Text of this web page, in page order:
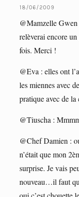
18/06/2009
@Mamzelle Gwen
relèverai encore
fois. Merci !
@Eva : elles ont
les miennes avec
pratique avec de
@Tiuscha :
@Chef Damien :
n’était que mon
surprise. Je vais
nouveau…il faut